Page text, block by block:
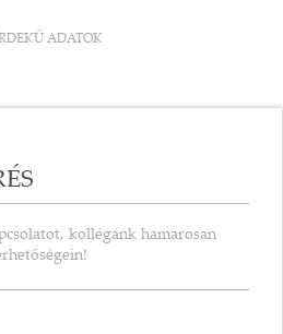
ADATOK
kollégánk hamarosan